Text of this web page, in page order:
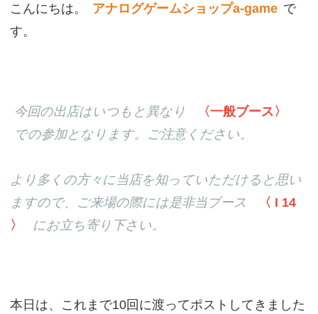
こんにちは。 アナログゲームショップa-game で
す。
今回の出店はいつもと異なり
〈一般ブース〉
での参加となります。ご注意ください。
より多くの方々に当店を知っていただけると思い
ますので、ご来場の際には是非当ブース
〈 I 14
〉
にお立ち寄り下さい。
本日は、これまで10回に渡ってポストしてきました